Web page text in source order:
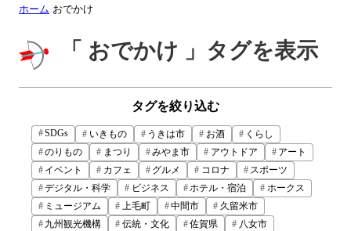
ホーム おでかけ
「 おでかけ 」タグを表示
タグを絞り込む
SDGs いきもの うきは市 お酒
くらし
のりもの
まつり みやま市 アウトドア
アート
イベント
カフェ グルメ コロナ
スポーツ
デジタル・科学
ビジネス ホテル・宿泊
ホークス
ミュージアム
上毛町 中間市
久留米市
九州観光機構
伝統・文化 佐賀県
八女市